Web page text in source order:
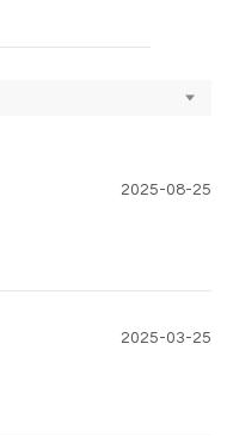
2025-08-25
2025-03-25